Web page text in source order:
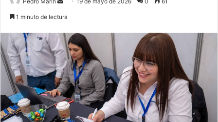
1 minuto de lectura